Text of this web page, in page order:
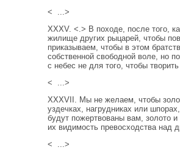
< ...>
XXXV. <.> В походе, после того,
жилище других рыцарей, чтобы
приказываем, чтобы в этом
собственной свободной воле, но
с небес не для того, чтобы
< ...>
XXXVII. Мы не желаем, чтобы
уздечках, нагрудниках или
будут пожертвованы вам, золото
их видимость превосходства над
< ...>